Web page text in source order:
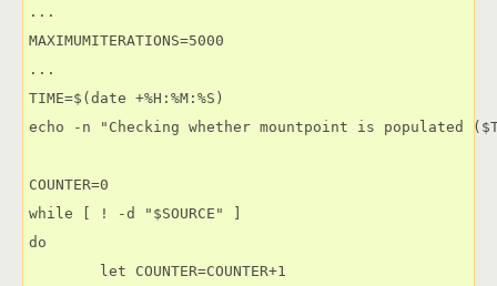
...
MAXIMUMITERATIONS=5000
...
TIME=$(date +%H:%M:%S)
echo -n "Checking whether mountpoint is populated
COUNTER=0
while [ ! -d "$SOURCE" ]
do